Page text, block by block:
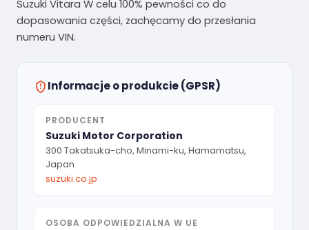
Suzuki Vitara W celu 100% pewności co do
dopasowania części, zachęcamy do przesłania
numeru VIN.
Informacje o produkcie (GPSR)
PRODUCENT
Suzuki Motor Corporation
300 Takatsuka-cho, Minami-ku, Hamamatsu,
Japan
suzuki.co.jp
OSOBA ODPOWIEDZIALNA W UE